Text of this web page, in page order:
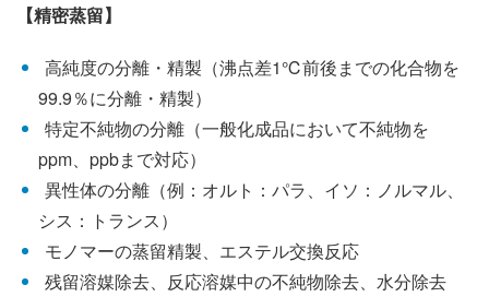
【精密蒸留】
高純度の分離・精製（沸点差1℃前後までの化合物を
99.9％に分離・精製）
特定不純物の分離（一般化成品において不純物を
ppm、ppbまで対応）
異性体の分離（例：オルト：パラ、イソ：ノルマル、
シス：トランス）
モノマーの蒸留精製、エステル交換反応
残留溶媒除去、反応溶媒中の不純物除去、水分除去